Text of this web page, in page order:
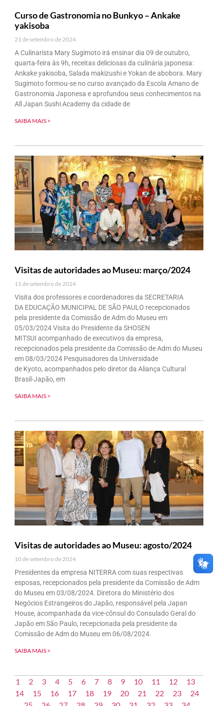
Curso de Gastronomia no Bunkyo – Ankake
yakisoba
21 de setembro de 2024
A Culinarista Mary Sugimoto irá ensinar dia 09 de outubro,
quarta-feira às 9h, receitas deliciosas da culinária japonesa:
Ankake yakisoba, Salada makizushi e Yokan de abobora. Mary
Sugimoto formou-se no curso avançado da Escola Amano de
Gastronomia Japonesa e aprofundou seus conhecimentos na
All Japan Sushi Academy da cidade de
SAIBA MAIS >
Visitas de autoridades ao Museu: março/2024
11 de setembro de 2024
Visita dos professores e coordenadores da SECRETARIA
DA EDUCAÇÃO MUNICIPAL DE SÃO PAULO recepcionados
pela presidente da Comissão de Adm do Museu em
05/03/2024 Visita do Presidente da SHOSEN
MITSUI acompanhado de executivos da empresa,
recepcionados pela presidente da Comissão de Adm do Museu
em 08/03/2024 Pesquisadores da Universidade
de Kyoto, acompanhados pelo diretor da Aliança Cultural
Brasil-Japão, em
SAIBA MAIS >
Visitas de autoridades ao Museu: agosto/2024
10 de setembro de 2024
Presidentes da empresa NITERRA com suas respectivas
esposas, recepcionados pela presidente da Comissão de Adm
do Museu em 03/08/2024. Diretora do Ministério dos
Negócios Estrangeiros do Japão, responsável pela Japan
House, acompanhada da vice-cônsul do Consulado Geral do
Japão em São Paulo, recepcionada pela presidente da
Comissão de Adm do Museu em 06/08/2024.
SAIBA MAIS >
1 2 3 4 5 6 7 8 9 10 11 12
13
14
15 16 17 18 19 20 21 22 23
24